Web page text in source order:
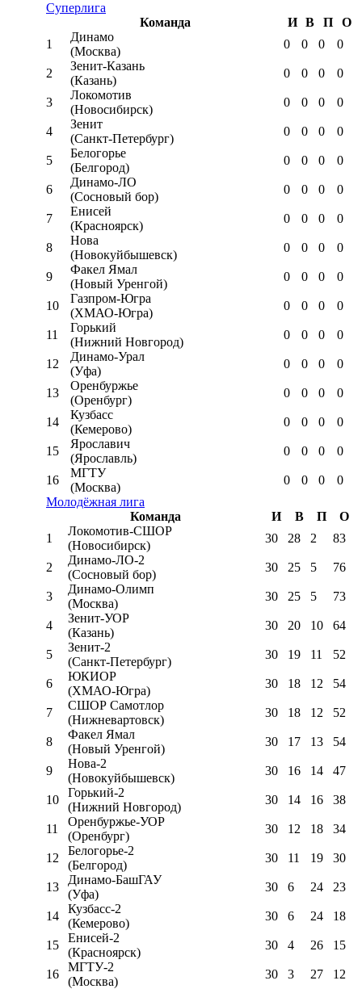
Суперлига
Команда
И В П
О
1
Динамо
(Москва)
0 0 0 0
2
Зенит-Казань
(Казань)
0 0 0 0
3
Локомотив
(Новосибирск)
0 0 0 0
4
Зенит
(Санкт-Петербург)
0 0 0 0
5
Белогорье
(Белгород)
0 0 0 0
6
Динамо-ЛО
(Сосновый бор)
0 0 0 0
7
Енисей
(Красноярск)
0 0 0 0
8
Нова
(Новокуйбышевск)
0 0 0 0
9
Факел Ямал
(Новый Уренгой)
0 0 0 0
10
Газпром-Югра
(ХМАО-Югра)
0 0 0 0
11
Горький
(Нижний Новгород)
0 0 0 0
12
Динамо-Урал
(Уфа)
0 0 0 0
13
Оренбуржье
(Оренбург)
0 0 0 0
14
Кузбасс
(Кемерово)
0 0 0 0
15
Ярославич
(Ярославль)
0 0 0 0
16
МГТУ
(Москва)
0 0 0
0
Молодёжная лига
Команда
И В П
О
1
Локомотив-CШОР
(Новосибирск)
30 28 2 83
2
Динамо-ЛО-2
(Сосновый бор)
30 25 5 76
3
Динамо-Олимп
(Москва)
30 25 5 73
4
Зенит-УОР
(Казань)
30 20 10 64
5
Зенит-2
(Санкт-Петербург)
30 19 11 52
6
ЮКИОР
(ХМАО-Югра)
30 18 12 54
7
СШОР Самотлор
(Нижневартовск)
30 18 12 52
8
Факел Ямал
(Новый Уренгой)
30 17 13 54
9
Нова-2
(Новокуйбышевск)
30 16 14 47
10
Горький-2
(Нижний Новгород)
30 14 16 38
11
Оренбуржье-УОР
(Оренбург)
30 12 18 34
12
Белогорье-2
(Белгород)
30 11 19 30
13
Динамо-БашГАУ
(Уфа)
30 6 24 23
14
Кузбасс-2
(Кемерово)
30 6 24 18
15
Енисей-2
(Красноярск)
30 4 26 15
16
МГТУ-2
(Москва)
30 3 27 12